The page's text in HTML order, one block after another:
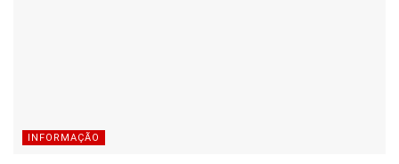
INFORMAÇÃO